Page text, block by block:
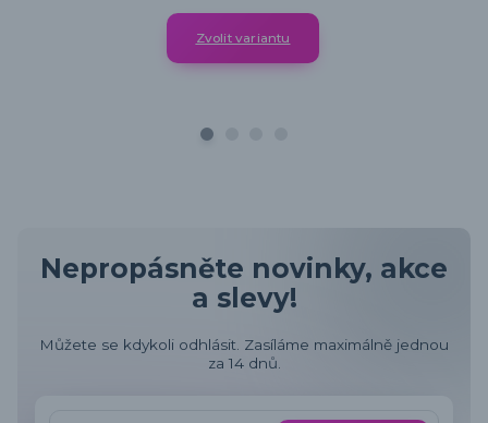
Zvolit variantu
Nepropásněte novinky, akce
a slevy!
Můžete se kdykoli odhlásit. Zasíláme maximálně jednou
za 14 dnů.